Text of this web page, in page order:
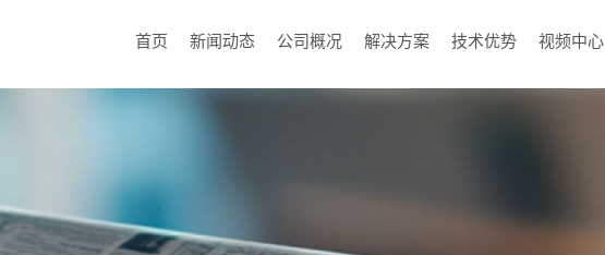
首页 新闻动态 公司概况 解决方案 技术优势 视频中心